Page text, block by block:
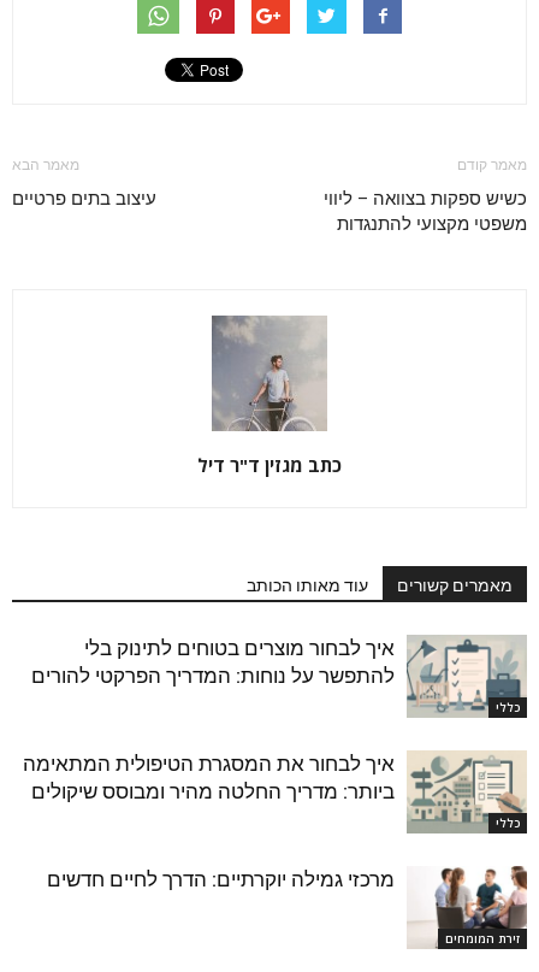
מאמר קודם
כשיש ספקות בצוואה – ליווי
משפטי מקצועי להתנגדות
מאמר הבא
עיצוב בתים פרטיים
כתב מגזין ד"ר דיל
מאמרים קשורים עוד מאותו הכותב
כללי
איך לבחור מוצרים בטוחים לתינוק בלי
להתפשר על נוחות: המדריך הפרקטי להורים
כללי
איך לבחור את המסגרת הטיפולית המתאימה
ביותר: מדריך החלטה מהיר ומבוסס שיקולים
זירת המומחים
מרכזי גמילה יוקרתיים: הדרך לחיים חדשים